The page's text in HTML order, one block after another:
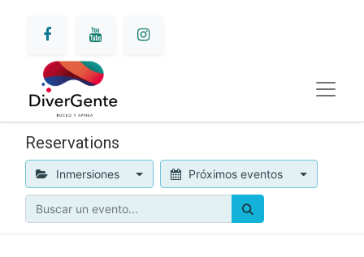
Reservations
Inmersiones Próximos eventos